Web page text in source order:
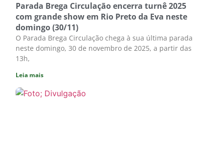
Parada Brega Circulação encerra turnê 2025
com grande show em Rio Preto da Eva neste
domingo (30/11)
O Parada Brega Circulação chega à sua última parada
neste domingo, 30 de novembro de 2025, a partir das
13h,
Leia mais